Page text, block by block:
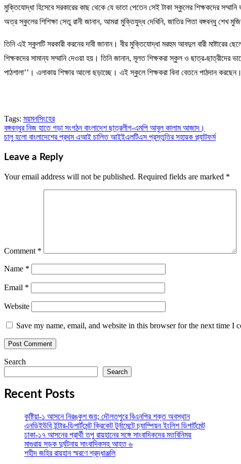
মুক্তিযোদ্ধা হিসেবে সরকারের কাছ থেকে যে ভাতা পেতেন সেই টাকা স্কুলের শিক্ষকদের
অত্র স্কুলের শিশিক্ষা সেতু রানী জানান, আমরা মুক্তিযুদ্ধ দেখিনি, জাতির পিতা বঙ্গবন্ধু শেখ
তিনি এই স্কুলটি সরকারী করনের দাবী জানান। বীর মুক্তিযোদ্ধা মরহুম আবদুল বারী মাষ্টারের
শিক্ষকদের সামান্য সম্মানি দেওয়া হয়। তিনি জানান, মূলত শিক্ষকরা স্কুল ও ছাত্র-ছাত্রীদের
পাঠশালা’’। এলাকায় শিক্ষার আলো ছড়াচ্ছে। এই স্কুলে শিক্ষকরা বিনা বেতনে পাঠদান
Tags: ময়মনসিংহের
Post
navigation
বঙ্গবন্ধুর নিজ হাতে গড়া সংগঠন বাংলাদেশ ছাত্রলীগ-এমপি আবুল কালাম আজাদ।
চালু হলো বাংলাদেশের প্রথম এআই চালিত আইইএলটিএস প্রস্তুতির সহায়ক প্ল্যাটফর্ম
Leave a Reply
Your email address will not be published. Required fields are marked *
Comment *
Name *
Email *
Website
Save my name, email, and website in this browser for the next time I
Search
Search
Recent Posts
কুষ্টিয়া-১ আসনে নিরঙ্কুশ জয়; দৌলতপুরে বিএনপির শক্ত অবস্থান
এনডিইউবি ইন্টার-ডিপার্টমেন্ট ক্রিকেট টুর্নামেন্টে চ্যাম্পিয়ন ইংলিশ ডিপার্টমেন্ট
ঢাকা-১৭ আসনের প্রার্থী তপু রায়হানের সঙ্গে সাংবাদিকদের মতবিনিময়
মাগুরায় সড়ক দুর্ঘটনায় সাংবাদিকসহ আহত ৬
শহীদ জহির রায়হান স্মরণে শ্রদ্ধাঞ্জলি